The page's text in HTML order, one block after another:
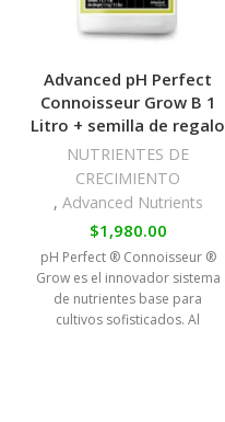
Advanced pH Perfect
Connoisseur Grow B 1
Litro + semilla de regalo
NUTRIENTES DE
CRECIMIENTO
, Advanced Nutrients
$1,980.00
pH Perfect ® Connoisseur ®
Grow es el innovador sistema
de nutrientes base para
cultivos sofisticados. Al